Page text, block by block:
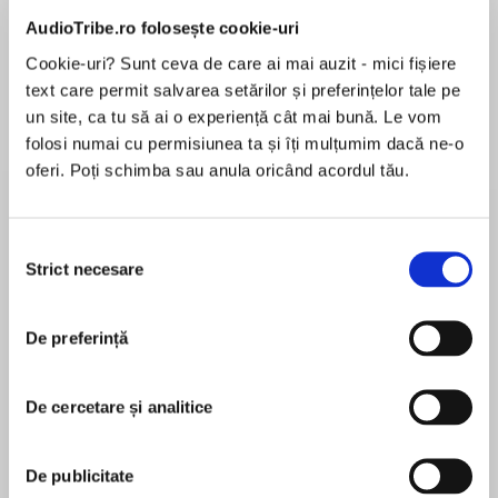
AudioTribe.ro folosește cookie-uri
Cookie-uri? Sunt ceva de care ai mai auzit - mici fișiere
text care permit salvarea setărilor și preferințelor tale pe
un site, ca tu să ai o experiență cât mai bună. Le vom
folosi numai cu permisiunea ta și îți mulțumim dacă ne-o
oferi. Poți schimba sau anula oricând acordul tău.
consimțământului
Strict necesare
De preferință
De cercetare și analitice
De publicitate
Desprecarte
The night the sky fell, Jack and Nora
Abernathy’s daughter vanished in the woods.
work as a homicide detective. Jack became a
biologist crumbling alongside the meteor strikes
that altered weather patterns and caused a
It isn’t until five years later that the rains finally
sudden growth, Jack uncovers evidence of a
MAI MULT
pentru această carte
BENJAMIN PERCY has won a Whiting Award, a
fellowship, and the iHeartRadio Award for Best